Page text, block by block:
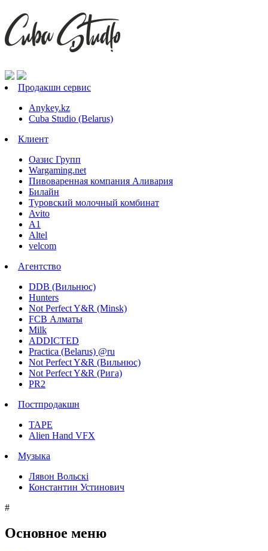
Продакшн сервис
Anykey.kz
Cuba Studio (Belarus)
Клиент
Оазис Групп
Wargaming.net
Пивоваренная компания Аливария
Билайн
Туровский молочный комбинат
Avito
А1
Altel
velcom
Агентство
DDB (Вильнюс)
Hunters
Not Perfect Y&R (Minsk)
FCB Алматы
Milk
ADDICTED
Practica (Belarus) @ru
Not Perfect Y&R (Вильнюс)
Not Perfect Y&R (Рига)
PR2
Постпродакшн
TAPE
Alien Hand VFX
Музыка
Лявон Вольскi
Константин Устинович
#
Основное меню